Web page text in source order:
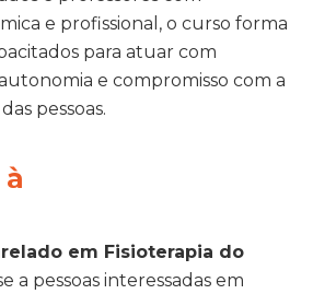
e profissional, o curso forma
para atuar com
e compromisso com a
pessoas.
em Fisioterapia do
a pessoas interessadas em